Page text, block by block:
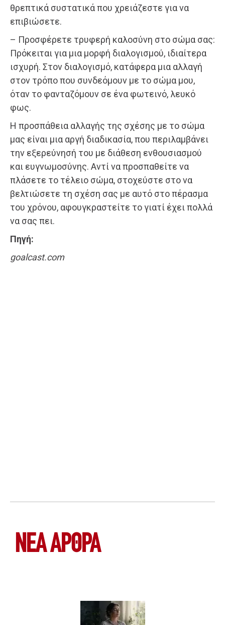
θρεπτικά συστατικά που χρειάζεστε για να
επιβιώσετε.
– Προσφέρετε τρυφερή καλοσύνη στο σώμα σας:
Πρόκειται για μια μορφή διαλογισμού, ιδιαίτερα
ισχυρή. Στον διαλογισμό, κατάφερα μια αλλαγή
στον τρόπο που συνδεόμουν με το σώμα μου,
όταν το φανταζόμουν σε ένα φωτεινό, λευκό
φως.
Η προσπάθεια αλλαγής της σχέσης με το σώμα
μας είναι μια αργή διαδικασία, που περιλαμβάνει
την εξερεύνησή του με διάθεση ενθουσιασμού
και ευγνωμοσύνης. Αντί να προσπαθείτε να
πλάσετε το τέλειο σώμα, στοχεύστε στο να
βελτιώσετε τη σχέση σας με αυτό στο πέρασμα
του χρόνου, αφουγκραστείτε το γιατί έχει πολλά
να σας πει.
Πηγή:
goalcast.com
ΝΕΑ ΆΡΘΡΑ